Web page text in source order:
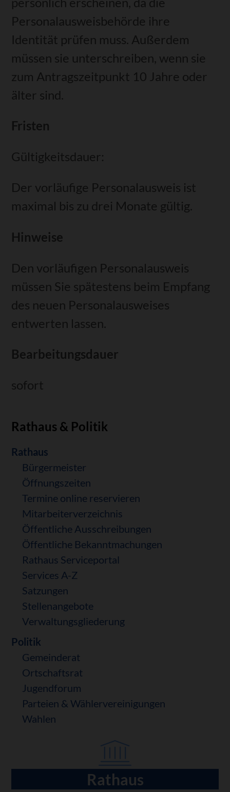
Rathaus & Politik
Navigation
überspringen
Rathaus
Bürgermeister
Öffnungszeiten
Termine online reservieren
Mitarbeiterverzeichnis
Öffentliche Ausschreibungen
Öffentliche Bekanntmachungen
Rathaus Serviceportal
Services A-Z
Satzungen
Stellenangebote
Verwaltungsgliederung
Politik
Gemeinderat
Ortschaftsrat
Jugendforum
Parteien & Wählervereinigungen
Wahlen
Personalausweisbehörde ihre
Identität prüfen muss. Außerdem
müssen sie unterschreiben, wenn sie
zum Antragszeitpunkt 10 Jahre oder
älter sind.
Fristen
Gültigkeitsdauer:
Der vorläufige Personalausweis ist
maximal bis zu drei Monate gültig.
Hinweise
Den vorläufigen Personalausweis
müssen Sie spätestens beim Empfang
des neuen Personalausweises
entwerten lassen.
Bearbeitungsdauer
sofort
Rathaus